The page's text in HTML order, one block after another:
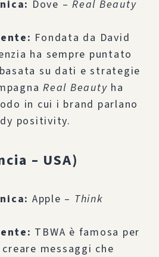
Dove – Real Beauty
Fondata da David
ha sempre puntato
su dati e strategie
Real Beauty ha
in cui i brand parlano
positivity.
– USA)
Apple – Think
TBWA è famosa per
messaggi che